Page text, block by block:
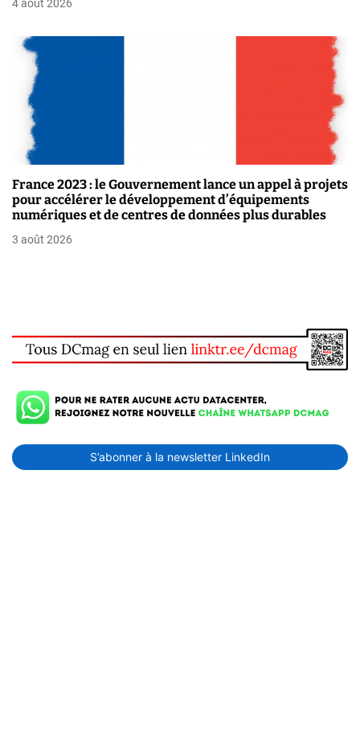
4 août 2026
France 2023 : le Gouvernement lance un appel à projets
pour accélérer le développement d’équipements
numériques et de centres de données plus durables
3 août 2026
S’abonner à la newsletter LinkedIn